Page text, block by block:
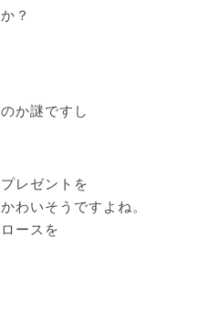
？
か謎ですし
レゼントを
わいそうですよね。
ースを